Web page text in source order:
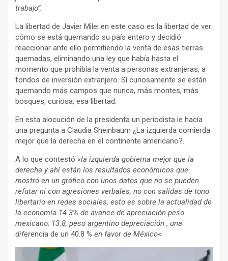
trabajo”.
La libertad de Javier Milei en este caso es la libertad de ver
cómo se está quemando su país entero y decidió
reaccionar ante ello permitiendo la venta de esas tierras
quemadas, eliminando una ley que había hasta el
momento que prohibía la venta a personas extranjeras, a
fondos de inversión extranjero. Sí curiosamente se están
quemando más campos que nunca, más montes, más
bosques, curiosa, esa libertad.
En esta alocución de la presidenta un periodista le hacía
una pregunta a Claudia Sheinbaum ¿La izquierda comierda
mejor que la derecha en el continente americano?.
A lo que contestó «la izquierda gobierna mejor que la
derecha y ahí están los resultados económicos que
mostró en un gráfico con unos datos que no se pueden
refutar ni con agresiones verbales, no con salidas de tono
libertario en redes sociales, esto es sobre la actualidad de
la economía 14.3% de avance de apreciación peso
mexicano; 13.8, peso argentino depreciación , una
diferencia de un 40.8 % en favor de México«